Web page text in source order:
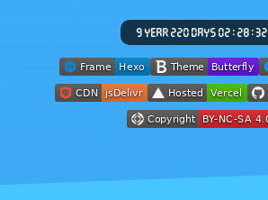
9 YEAR 220 DAYS 02 : 28 : 34